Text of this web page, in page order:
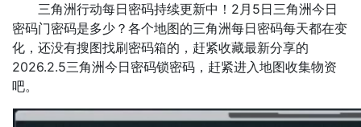
三角洲行动每日密码持续更新中！2月5日三角洲今日
密码门密码是多少？各个地图的三角洲每日密码每天都在变
化，还没有搜图找刷密码箱的，赶紧收藏最新分享的
2026.2.5三角洲今日密码锁密码，赶紧进入地图收集物资
吧。